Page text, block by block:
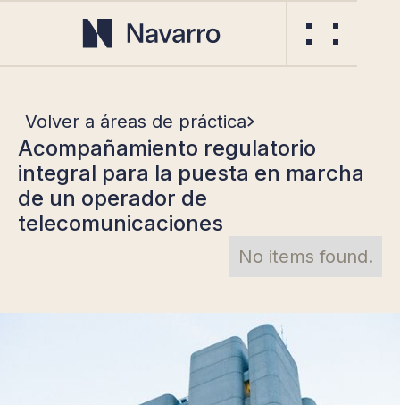
Volver a áreas de práctica
Acompañamiento regulatorio
integral para la puesta en marcha
de un operador de
telecomunicaciones
No items found.